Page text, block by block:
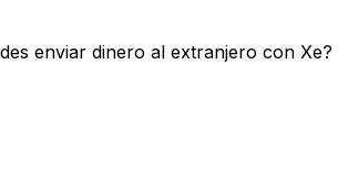
enviar dinero al extranjero con Xe?